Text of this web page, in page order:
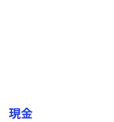
現金